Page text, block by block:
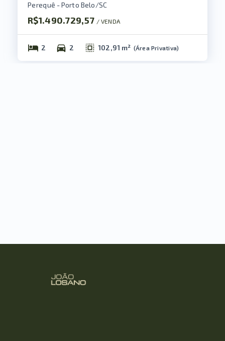
Perequê - Porto Belo/SC
R$1.490.729,57 / VENDA
2 2 102,91 m² (Área Privativa)